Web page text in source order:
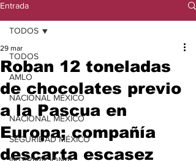
Entrada
TODOS
AMLO
NACIONAL MÉXICO
NACIONAL MÉXICO
SEGURIDAD MÉXICO
TODOS
Roban 12 toneladas
de chocolates previo
a la Pascua en
Europa; compañía
descarta escasez
29 mar